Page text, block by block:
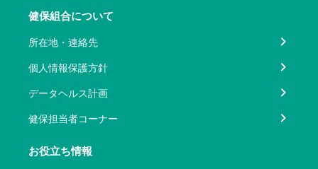
健保組合について
所在地・連絡先
個人情報保護方針
データヘルス計画
健保担当者コーナー
お役立ち情報